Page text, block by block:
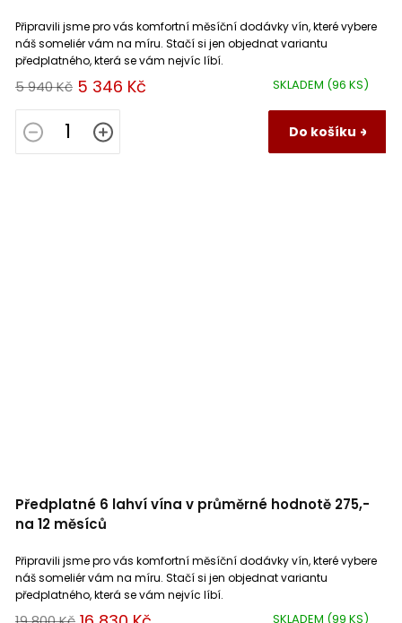
SKLADEM (96 KS)
5 940 Kč 5 346 Kč
Do košíku
Připravili jsme pro vás komfortní měsíční dodávky vín, které vybere
náš someliér vám na míru. Stačí si jen objednat variantu
předplatného, která se vám nejvíc líbí.
Předplatné 6 lahví vína v průměrné hodnotě 275,-
na 12 měsíců
SKLADEM (99 KS)
Připravili jsme pro vás komfortní měsíční dodávky vín, které vybere
náš someliér vám na míru. Stačí si jen objednat variantu
předplatného, která se vám nejvíc líbí.